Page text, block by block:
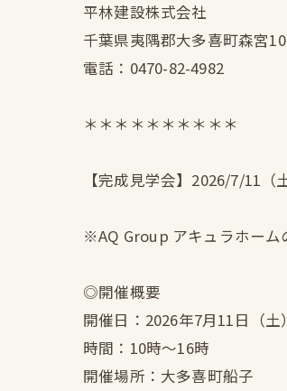
平林建設株式会社
千葉県夷隅郡大多喜町森宮
電話：0470-82-4982
＊＊＊＊＊＊＊＊＊＊
【完成見学会】2026/7/11
※AQ Group アキュラホーム
◎開催概要
開催日：2026年7月11日（土
時間：10時〜16時
開催場所：大多喜町船子